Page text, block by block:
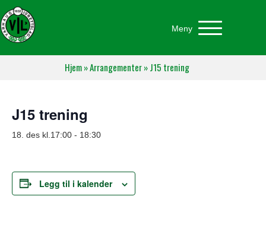
Meny
Hjem»Arrangementer»J15 trening
J15 trening
18. des kl.17:00 - 18:30
Legg til i kalender